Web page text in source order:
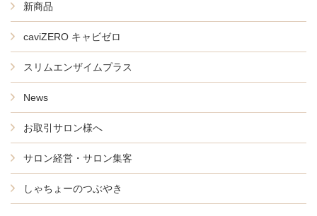
新商品
caviZERO キャビゼロ
スリムエンザイムプラス
News
お取引サロン様へ
サロン経営・サロン集客
しゃちょーのつぶやき